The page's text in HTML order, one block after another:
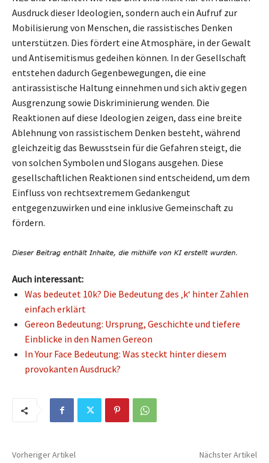
Ausdruck dieser Ideologien, sondern auch ein Aufruf zur
Mobilisierung von Menschen, die rassistisches Denken
unterstützen. Dies fördert eine Atmosphäre, in der Gewalt
und Antisemitismus gedeihen können. In der Gesellschaft
entstehen dadurch Gegenbewegungen, die eine
antirassistische Haltung einnehmen und sich aktiv gegen
Ausgrenzung sowie Diskriminierung wenden. Die
Reaktionen auf diese Ideologien zeigen, dass eine breite
Ablehnung von rassistischem Denken besteht, während
gleichzeitig das Bewusstsein für die Gefahren steigt, die
von solchen Symbolen und Slogans ausgehen. Diese
gesellschaftlichen Reaktionen sind entscheidend, um dem
Einfluss von rechtsextremem Gedankengut
entgegenzuwirken und eine inklusive Gemeinschaft zu
fördern.
Auch interessant:
Was bedeutet 10k? Die Bedeutung des ‚k‘ hinter Zahlen
einfach erklärt
Gereon Bedeutung: Ursprung, Geschichte und tiefere
Einblicke in den Namen Gereon
In Your Face Bedeutung: Was steckt hinter diesem
provokanten Ausdruck?
Vorheriger Artikel Nächster Artikel